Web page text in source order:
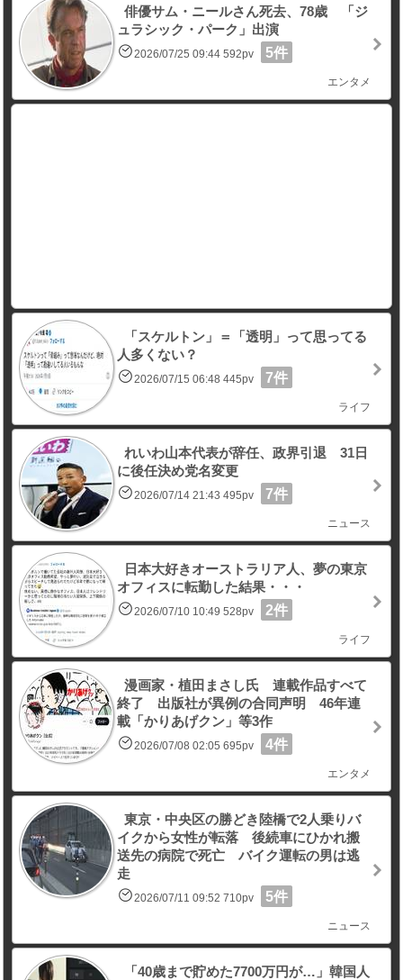
俳優サム・ニールさん死去、78歳 「ジ
ュラシック・パーク」出演
2026/07/25 09:44 592pv 5件
エンタメ
「スケルトン」＝「透明」って思ってる
人多くない？
2026/07/15 06:48 445pv 7件
ライフ
れいわ山本代表が辞任、政界引退 31日
に後任決め党名変更
2026/07/14 21:43 495pv 7件
ニュース
日本大好きオーストラリア人、夢の東京
オフィスに転勤した結果・・・
2026/07/10 10:49 528pv 2件
ライフ
漫画家・植田まさし氏 連載作品すべて
終了 出版社が異例の合同声明 46年連
載「かりあげクン」等3作
2026/07/08 02:05 695pv 4件
エンタメ
東京・中央区の勝どき陸橋で2人乗りバ
イクから女性が転落 後続車にひかれ搬
送先の病院で死亡 バイク運転の男は逃
走
2026/07/11 09:52 710pv 5件
ニュース
「40歳まで貯めた7700万円が…」韓国人